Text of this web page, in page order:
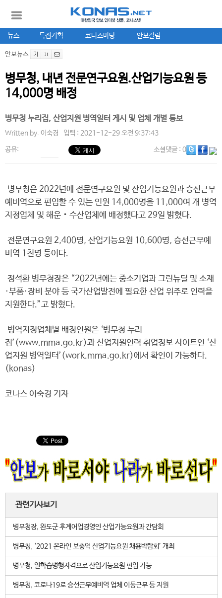
뉴스 특집기획 코나스마당 안보칼럼
안보뉴스
병무청, 내년 전문연구요원.산업기능요원 등
14,000명 배정
병무청 누리집, 산업지원 병역일터 게시 및 업체 개별 통보
Written by. 이숙경 입력 : 2021-12-29 오전 9:37:43
공유: 소셜댓글: 0
병무청은 2022년에 전문연구요원 및 산업기능요원과 승선근무
예비역으로 편입할 수 있는 인원 14,000명을 11,000여 개 병역
지정업체 및 해운‧수산업체에 배정했다고 29일 밝혔다.
전문연구요원 2,400명, 산업기능요원 10,600명, 승선근무예
비역 1천명 등이다.
정석환 병무청장은 “2022년에는 중소기업과 그린뉴딜 및 소재
·부품·장비 분야 등 국가산업발전에 필요한 산업 위주로 인력을
지원한다.”고 밝혔다.
병역지정업체별 배정인원은 ‘병무청 누리
집’(www.mma.go.kr)과 산업지원인력 취업정보 사이트인 ‘산
업지원 병역일터’(work.mma.go.kr)에서 확인이 가능하다.
(konas)
코나스 이숙경 기자
관련기사보기
병무청장, 완도군 후계어업경영인 산업기능요원과 간담회
병무청, ‘2021 온라인 보충역 산업기능요원 채용박람회’ 개최
병무청, 일학습병행자격으로 산업기능요원 편입 가능
병무청, 코로나19로 승선근무예비역 업체 이동근무 등 지원